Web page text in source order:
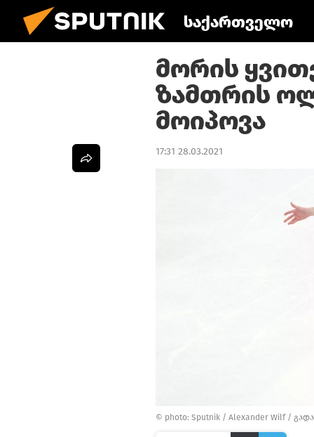
საქართველო
მორის
ზამთრის
მოიპოვა
17:31 28.03.2021
© photo: Sputnik / Alexander Wilf/